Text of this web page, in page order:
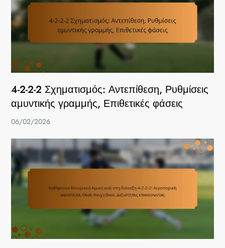
4-2-2-2 Σχηματισμός: Αντεπίθεση, Ρυθμίσεις
αμυντικής γραμμής, Επιθετικές φάσεις
06/02/2026